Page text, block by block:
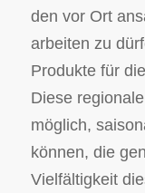
den vor Ort
arbeiten zu
Produkte für
Diese
möglich,
können, die
Vielfältigkeit